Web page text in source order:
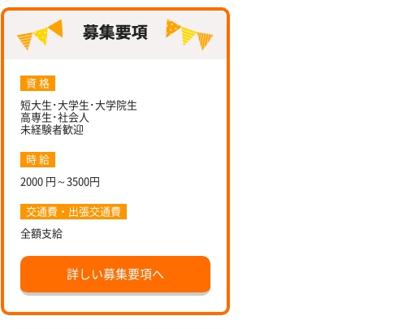
資 格
短大生･大学生･大学院生
高専生･社会人
未経験者歓迎
時 給
2000 円～3500円
交通費・出張交通費
全額支給
詳しい募集要項へ